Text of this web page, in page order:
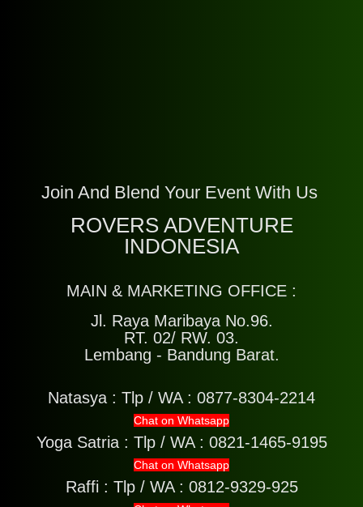
Join And Blend Your Event With Us
ROVERS ADVENTURE
INDONESIA
MAIN & MARKETING OFFICE :
Jl. Raya Maribaya No.96.
RT. 02/ RW. 03.
Lembang - Bandung Barat.
Natasya : Tlp / WA : 0877-8304-2214
Chat on Whatsapp
Yoga Satria : Tlp / WA : 0821-1465-9195
Chat on Whatsapp
Raffi : Tlp / WA : 0812-9329-925